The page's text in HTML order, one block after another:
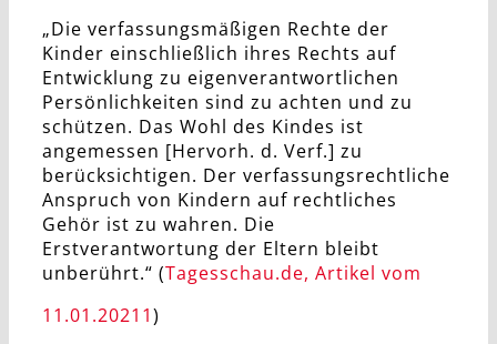
„Die verfassungsmäßigen Rechte der
Kinder einschließlich ihres Rechts auf
Entwicklung zu eigenverantwortlichen
Persönlichkeiten sind zu achten und zu
schützen. Das Wohl des Kindes ist
angemessen [Hervorh. d. Verf.] zu
berücksichtigen. Der verfassungsrechtliche
Anspruch von Kindern auf rechtliches
Gehör ist zu wahren. Die
Erstverantwortung der Eltern bleibt
unberührt.“ (Tagesschau.de, Artikel vom
11.01.20211)